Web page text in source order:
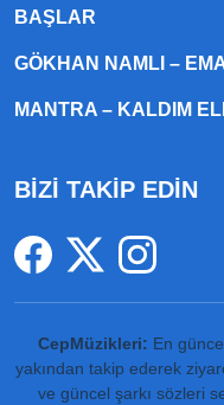
BAŞLAR
GÖKHAN NAMLI –
MANTRA – KALDIM
BİZİ TAKİP EDİN
CepMüzikleri: En
yakından takip ederek
ve güncel şarkı sözleri